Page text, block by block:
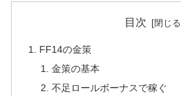
目次
FF14の金策
金策の基本
不足ロールボーナスで稼ぐ